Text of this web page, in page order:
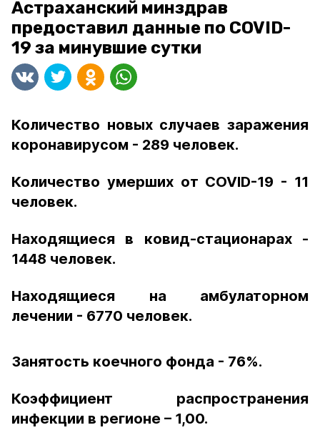
Астраханский минздрав
предоставил данные по COVID-
19 за минувшие сутки
Количество новых случаев заражения
коронавирусом - 289 человек.
Количество умерших от COVID-19 - 11
человек.
Находящиеся в ковид-стационарах -
1448 человек.
Находящиеся на амбулаторном
лечении - 6770 человек.
Занятость коечного фонда - 76%.
Коэффициент распространения
инфекции в регионе – 1,00.